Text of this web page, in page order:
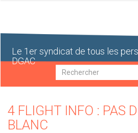
Le 1er syndicat de tous les
DGAC
Recherche
4 FLIGHT INFO : PAS
BLANC